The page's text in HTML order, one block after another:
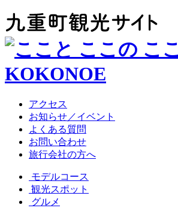
アクセス
お知らせ／イベント
よくある質問
お問い合わせ
旅行会社の方へ
モデルコース
観光スポット
グルメ